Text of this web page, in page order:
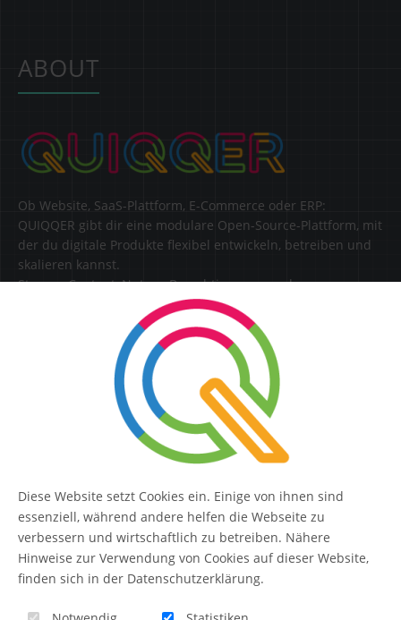
ABOUT
Ob Website, SaaS-Plattform, E-Commerce oder ERP:
QUIQQER gibt dir eine modulare Open-Source-Plattform, mit
der du digitale Produkte flexibel entwickeln, betreiben und
skalieren kannst.
Steuere Content, Nutzer, Berechtigungen und
Erweiterungen zentral in einer Lösung.
QUIQQER
Diese Website setzt Cookies ein. Einige von ihnen sind
essenziell, während andere helfen die Webseite zu
verbessern und wirtschaftlich zu betreiben. Nähere
Hinweise zur Verwendung von Cookies auf dieser Website,
finden sich in der Datenschutzerklärung.